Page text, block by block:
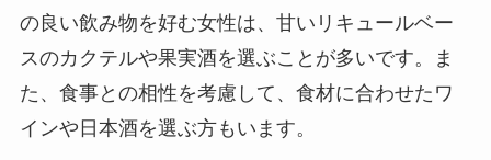
の良い飲み物を好む女性は、甘いリキュールベー
スのカクテルや果実酒を選ぶことが多いです。ま
た、食事との相性を考慮して、食材に合わせたワ
インや日本酒を選ぶ方もいます。